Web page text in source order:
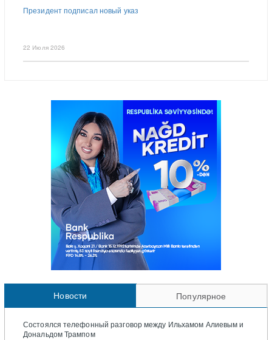
Президент подписал новый указ
22 Июля 2026
Новости Популярное
Состоялся телефонный разговор между Ильхамом Алиевым и
Дональдом Трампом